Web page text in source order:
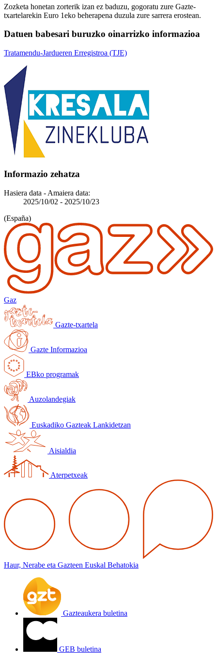
Zozketa honetan zorterik izan ez baduzu, gogoratu zure Gazte-
txartelarekin Euro 1eko beherapena duzula zure sarrera erostean.
Datuen babesari buruzko oinarrizko informazioa
Tratamendu-Jardueren Erregistroa (TJE)
Informazio zehatza
Hasiera data - Amaiera data:
2025/10/02 - 2025/10/23
(España)
Gaz
Gazte-txartela
Gazte Informazioa
EBko programak
Auzolandegiak
Euskadiko Gazteak Lankidetzan
Aisialdia
Aterpetxeak
Haur, Nerabe eta Gazteen Euskal Behatokia
Gazteaukera buletina
GEB buletina